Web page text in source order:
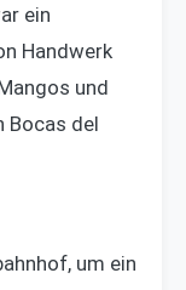
ein
Handwerk
und
Bocas del
um ein